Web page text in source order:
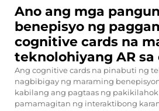
Ano ang mga
benepisyo ng
cognitive cards na
teknolohiyang AR sa
Ang cognitive cards na pinabuti ng
nagbibigay ng maraming
kabilang ang pagtaas ng
pamamagitan ng interaktibong